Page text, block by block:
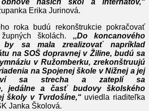
našich škôl a internátov,“
Erika Jurinová.
roka budú rekonštrukcie pokračovať
školách. ,,Do koncanového
by sa mala zrealizovať napríklad
na SOŠ dopravnej v Žiline, budú sa
v Ružomberku, zrekonštruujú
na Spojenej škole v Nižnej a jej
sa strecha a zateplí sa
jedálne a časť budovy školského
školy v Tvrdošíne,“ uviedla riaditeľka
Janka Školová.